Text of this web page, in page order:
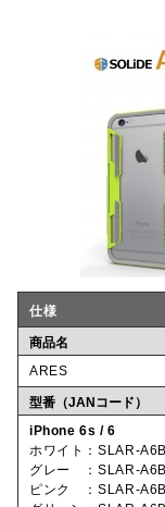
仕様
商品名
ARES
型番（JANコード）
iPhone 6s / 6
ホワイト：SLAR-
グレー ：SLAR-
ピンク ：SLAR-